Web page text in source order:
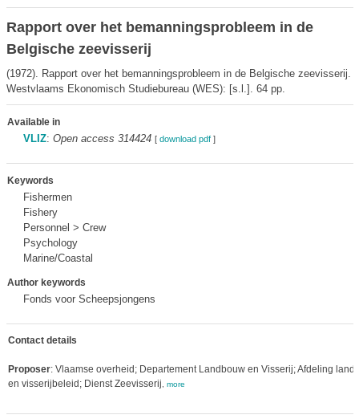
Rapport over het bemanningsprobleem in de
Belgische zeevisserij
(1972). Rapport over het bemanningsprobleem in de Belgische zeevisserij.
Westvlaams Ekonomisch Studiebureau (WES): [s.l.]. 64 pp.
Available in
VLIZ: Open access 314424 [ download pdf]
Keywords
Fishermen
Fishery
Personnel > Crew
Psychology
Marine/Coastal
Author keywords
Fonds voor Scheepsjongens
Contact details
Proposer: Vlaamse overheid; Departement Landbouw en Visserij; Afdeling
en visserijbeleid; Dienst Zeevisserij
more